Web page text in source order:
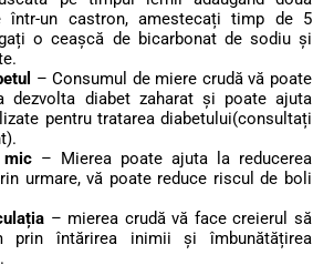
într-un castron, amestecați timp de 5
o ceașcă de bicarbonat de sodiu și
– Consumul de miere crudă vă poate
dezvolta diabet zaharat și poate ajuta
pentru tratarea diabetului(consultați
mic – Mierea poate ajuta la reducerea
urmare, vă poate reduce riscul de boli
– mierea crudă vă face creierul să
prin întărirea inimii și îmbunătățirea